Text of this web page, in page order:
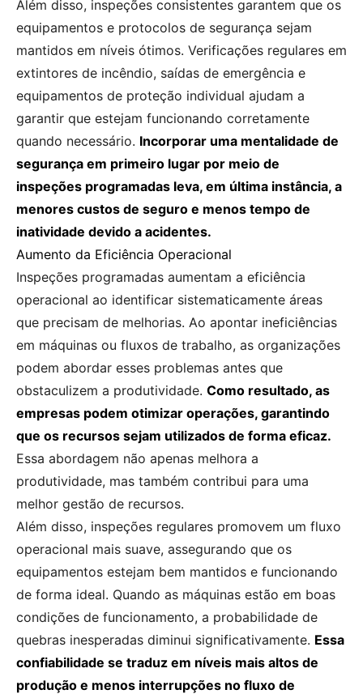
Além disso, inspeções consistentes garantem que os
equipamentos e protocolos de segurança sejam
mantidos em níveis ótimos. Verificações regulares em
extintores de incêndio, saídas de emergência e
equipamentos de proteção individual ajudam a
garantir que estejam funcionando corretamente
quando necessário. Incorporar uma mentalidade de
segurança em primeiro lugar por meio de
inspeções programadas leva, em última instância, a
menores custos de seguro e menos tempo de
inatividade devido a acidentes.
Aumento da Eficiência Operacional
Inspeções programadas aumentam a eficiência
operacional ao identificar sistematicamente áreas
que precisam de melhorias. Ao apontar ineficiências
em máquinas ou fluxos de trabalho, as organizações
podem abordar esses problemas antes que
obstaculizem a produtividade. Como resultado, as
empresas podem otimizar operações, garantindo
que os recursos sejam utilizados de forma eficaz.
Essa abordagem não apenas melhora a
produtividade, mas também contribui para uma
melhor gestão de recursos.
Além disso, inspeções regulares promovem um fluxo
operacional mais suave, assegurando que os
equipamentos estejam bem mantidos e funcionando
de forma ideal. Quando as máquinas estão em boas
condições de funcionamento, a probabilidade de
quebras inesperadas diminui significativamente. Essa
confiabilidade se traduz em níveis mais altos de
produção e menos interrupções no fluxo de